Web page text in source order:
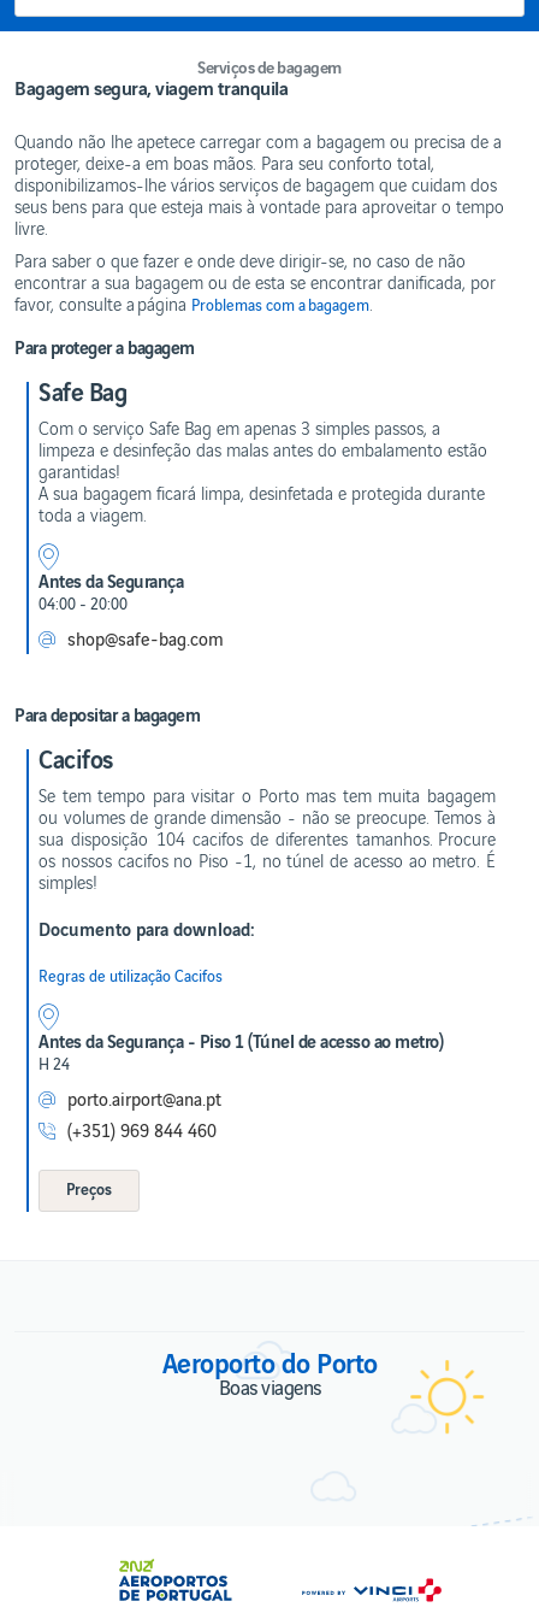
Serviços de bagagem
Bagagem segura, viagem tranquila
Quando não lhe apetece carregar com a bagagem ou precisa de a
proteger, deixe-a em boas mãos. Para seu conforto total,
disponibilizamos-lhe vários serviços de bagagem que cuidam dos
seus bens para que esteja mais à vontade para aproveitar o tempo
livre.
Para saber o que fazer e onde deve dirigir-se, no caso de não
encontrar a sua bagagem ou de esta se encontrar danificada, por
favor, consulte a página Problemas com a bagagem
Para proteger a bagagem
Safe Bag
Com o serviço Safe Bag em apenas 3 simples passos, a
limpeza e desinfeção das malas antes do embalamento estão
garantidas!
A sua bagagem ficará limpa, desinfetada e protegida durante
toda a viagem.
Antes da Segurança
04:00 - 20:00
shop@safe-bag.com
Para depositar a bagagem
Cacifos
Se tem tempo para visitar o Porto mas tem muita bagagem
ou volumes de grande dimensão - não se preocupe. Temos à
sua disposição 104 cacifos de diferentes tamanhos. Procure
os nossos cacifos no Piso -1, no túnel de acesso ao metro. É
simples!
Documento para download:
Regras de utilização Cacifos
Antes da Segurança - Piso 1 (Túnel de acesso ao metro)
H 24
porto.airport@ana.pt
(+351) 969 844 460
Preços
Aeroporto do Porto
Boas viagens
Deixar
ou
Budapest
Budapest
Colonia
Colónia
Dusseldorf
Dusseldorf
Dusseldorf
Istambul
Istanbul
Munich
Munique
Múnich
Varsovia
Varsóvia
Warsaw
Passaportes
Limites à
circulação
dinheiro
BAGAGEM
Artigos
Bagagem
de mão
Bagagem
Problemas
com a
bagagem
Viajar
com
líquidos
O
QUE
PRECISO
DE
SABER
Contactos
úteis
Direitos
Ligações
voos
Mobilidade
reduzida
Necessidades
especiais
Viajar
animais
com
Viajar
com
plantas
Viajar
para/do
Reino
Unido
Qualidade
de Serviço
&
Fly
UM
MAIOR
Estacionamento
Avenças
Rent-
a-car
bagagem
Serviços
saúde
Serviços
de
viagens
e
Serviços
financeiros
Serviços
para
famílias
WiFi
Grátis
SERVIÇOS
PREMIUM
Lounge
ANA
Lounge
CIP
Fast
Track
Lojas
Restaurantes
e cafés
Duty
Free
Reclamações
cookies